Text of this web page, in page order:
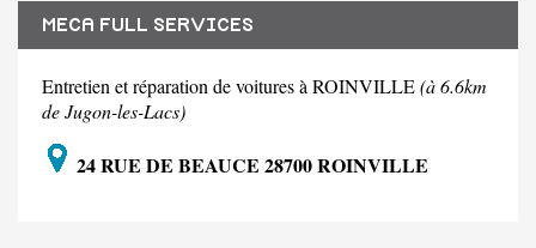
MECA FULL SERVICES
Entretien et réparation de voitures à ROINVILLE(à 6.6km
de Jugon-les-Lacs)
24 RUE DE BEAUCE 28700 ROINVILLE